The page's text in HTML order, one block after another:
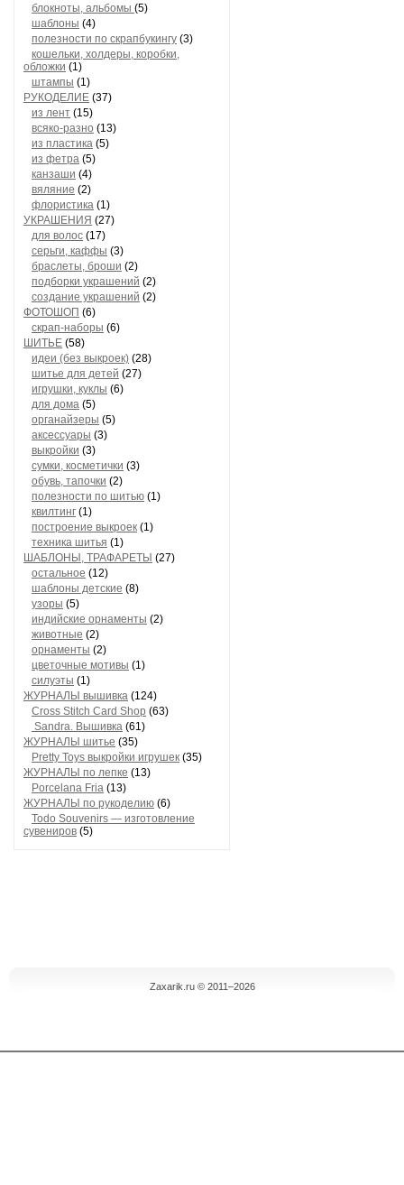
блокноты, альбомы (5)
шаблоны (4)
полезности по скрапбукингу (3)
кошельки, холдеры, коробки,
обложки (1)
штампы (1)
РУКОДЕЛИЕ (37)
из лент (15)
всяко-разно (13)
из пластика (5)
из фетра (5)
канзаши (4)
вяляние (2)
флористика (1)
УКРАШЕНИЯ (27)
для волос (17)
серьги, каффы (3)
браслеты, броши (2)
подборки украшений (2)
создание украшений (2)
ФОТОШОП (6)
скрап-наборы (6)
ШИТЬЕ (58)
идеи (без выкроек) (28)
шитье для детей (27)
игрушки, куклы (6)
для дома (5)
органайзеры (5)
аксессуары (3)
выкройки (3)
сумки, косметички (3)
обувь, тапочки (2)
полезности по шитью (1)
квилтинг (1)
построение выкроек (1)
техника шитья (1)
ШАБЛОНЫ, ТРАФАРЕТЫ (27)
остальное (12)
шаблоны детские (8)
узоры (5)
индийские орнаменты (2)
животные (2)
орнаменты (2)
цветочные мотивы (1)
силуэты (1)
ЖУРНАЛЫ вышивка (124)
Cross Stitch Card Shop (63)
Sandra. Вышивка (61)
ЖУРНАЛЫ шитье (35)
Pretty Toys выкройки игрушек (35)
ЖУРНАЛЫ по лепке (13)
Porcelana Fria (13)
ЖУРНАЛЫ по рукоделию (6)
Todo Souvenirs — изготовление
сувениров (5)
Zaxarik.ru © 2011–2026